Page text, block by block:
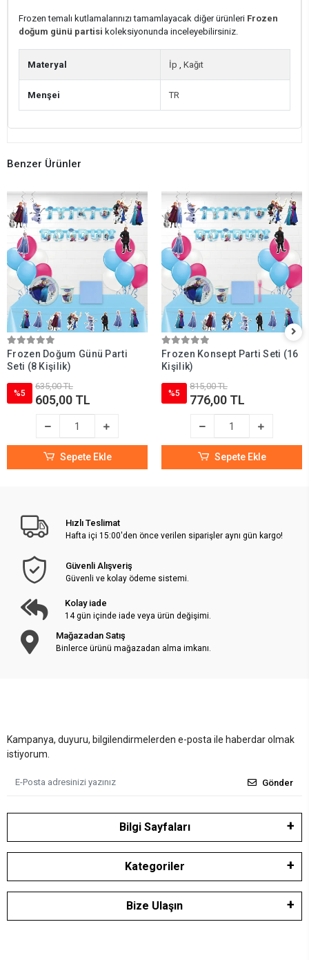
Frozen temalı kutlamalarınızı tamamlayacak diğer ürünleri Frozen
doğum günü partisi koleksiyonunda inceleyebilirsiniz.
Materyal İp , Kağıt
Menşei TR
Benzer Ürünler
Frozen Doğum Günü Parti
Seti (8 Kişilik)
%5
635,00 TL
605,00 TL
Sepete Ekle
Frozen Konsept Parti Seti (16
Kişilik)
%5
815,00 TL
776,00 TL
Sepete Ekle
Hızlı Teslimat
Hafta içi 15:00'den önce verilen siparişler aynı gün kargo!
Güvenli Alışveriş
Güvenli ve kolay ödeme sistemi.
Kolay iade
14 gün içinde iade veya ürün değişimi.
Mağazadan Satış
Binlerce ürünü mağazadan alma imkanı.
Kampanya, duyuru, bilgilendirmelerden e-posta ile haberdar olmak
istiyorum.
Gönder
Bilgi Sayfaları
Kategoriler
Bize Ulaşın